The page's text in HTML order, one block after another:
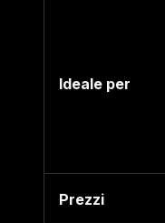
Ideale per
Prezzi